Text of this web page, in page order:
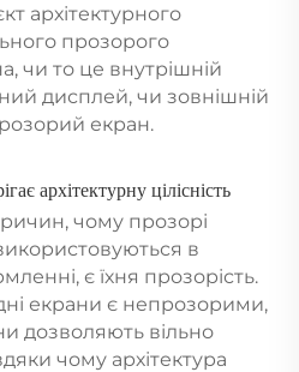
архітектурного
прозорого
чи то це внутрішній
дисплей, чи зовнішній
екран.
архітектурну цілісність
чому прозорі
в
є їхня прозорість.
екрани є непрозорими,
дозволяють вільно
чому архітектура